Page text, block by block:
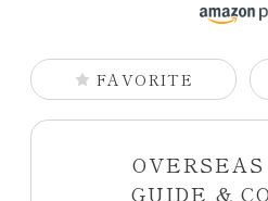
FAVORITE
GUIDE &